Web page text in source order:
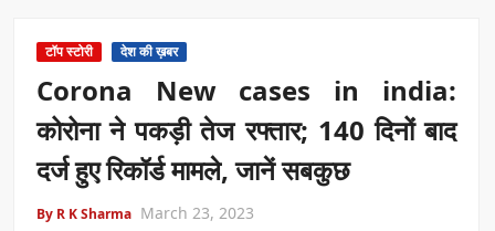
टॉप स्टोरी देश की ख़बर
Corona New cases in india:
कोरोना ने पकड़ी तेज रफ्तार; 140 दिनों बाद
दर्ज हुए रिकॉर्ड मामले, जानें सबकुछ
By R K Sharma March 23, 2023